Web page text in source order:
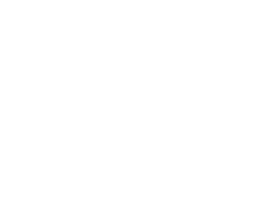
| Založeno 1923